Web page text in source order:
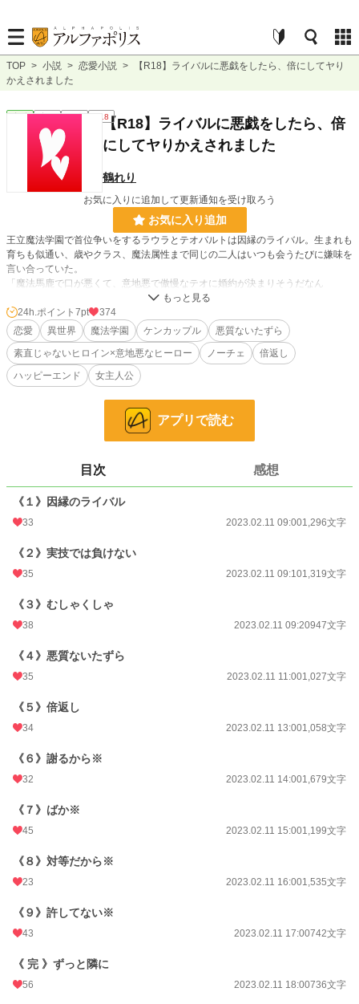
TOP > 小説 > 恋愛小説 >
【R18】ライバルに悪戯をしたら、倍にしてヤり
かえされました
恋愛 完結 短編 R18【R18】ライバルに悪戯をしたら、倍
にしてヤりかえされました
鶴れり
お気に入りに追加して更新通知を受け取ろう
お気に入り追加
王立魔法学園で首位争いをするラウラとテオバルトは因縁のライバル。生まれも
育ちも似通い、歳やクラス、魔法属性まで同じの二人はいつも会うたびに嫌味を
言い合っていた。
「魔法馬鹿で口が悪くて、意地悪で傲慢なテオに婚約が決まりそうだなん
て……。こんな男、婚約者に振られてしまえば良いのよ！」
当てつけのようにテオバルトにある魔法をかけたラウラ。
しかしそれはすぐにバレてしまう。
「俺はやられたら倍にしてやり返す主義なんだ」
倍返しにされたラウラは――？！
※ムーンライトノベルス様にも掲載しています。
36,966 位 / 228,654 件
24h.ポイント 7 pt
更新日時 2023.02.11 18:00
月間ポイント
年間ポイント 3,549 pt (53,619 位)
累計ポイント
24h.ポイント 7pt
374
恋愛
異世界 魔法学園 ケンカップル
悪質ないたずら
素直じゃないヒロイン×意地悪なヒーロー
ノーチェ
倍返し
ハッピーエンド
女主人公
アプリで読む
目次 感想
《１》因縁のライバル
33 2023.02.11 09:001,296文字
《２》実技では負けない
35 2023.02.11 09:101,319文字
《３》むしゃくしゃ
38 2023.02.11 09:20947文字
《４》悪質ないたずら
35 2023.02.11 11:001,027文字
《５》倍返し
34 2023.02.11 13:001,058文字
《６》謝るから※
32 2023.02.11 14:001,679文字
《７》ばか※
45 2023.02.11 15:001,199文字
《８》対等だから※
23 2023.02.11 16:001,535文字
《９》許してない※
43 2023.02.11 17:00742文字
《 完 》ずっと隣に
56 2023.02.11 18:00736文字